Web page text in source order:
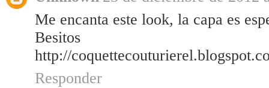
Me encanta este look, la capa es
Besitos
http://
Responder